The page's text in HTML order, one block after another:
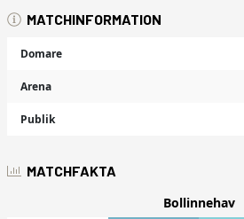
MATCHINFORMATION
Domare
Arena
Publik
MATCHFAKTA
Bollinnehav